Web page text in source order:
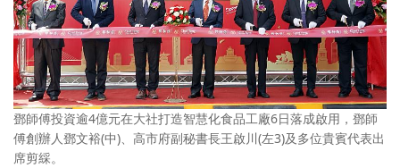
鄧師傅投資逾4億元在大社打造智慧化食品工廠6日落成啟用，鄧師
傅創辦人鄧文裕(中)、高市府副秘書長王啟川(左3)及多位貴賓代表出
席剪綵。